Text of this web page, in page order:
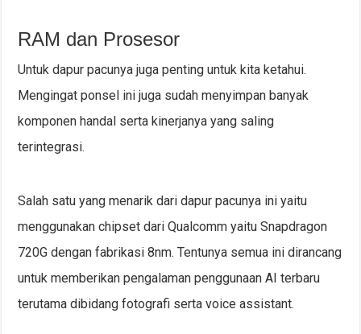
RAM dan Prosesor
Untuk dapur pacunya juga penting untuk kita ketahui.
Mengingat ponsel ini juga sudah menyimpan banyak
komponen handal serta kinerjanya yang saling
terintegrasi.
Salah satu yang menarik dari dapur pacunya ini yaitu
menggunakan chipset dari Qualcomm yaitu Snapdragon
720G dengan fabrikasi 8nm. Tentunya semua ini dirancang
untuk memberikan pengalaman penggunaan AI terbaru
terutama dibidang fotografi serta voice assistant.